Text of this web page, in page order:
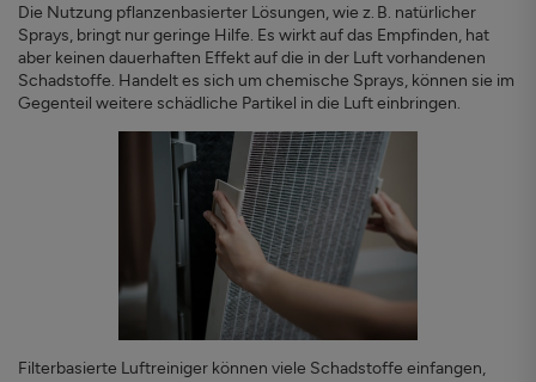
Die Nutzung pflanzenbasierter Lösungen, wie z. B. natürlicher
Sprays, bringt nur geringe Hilfe. Es wirkt auf das Empfinden, hat
aber keinen dauerhaften Effekt auf die in der Luft vorhandenen
Schadstoffe. Handelt es sich um chemische Sprays, können sie im
Gegenteil weitere schädliche Partikel in die Luft einbringen.
Filterbasierte Luftreiniger können viele Schadstoffe einfangen,